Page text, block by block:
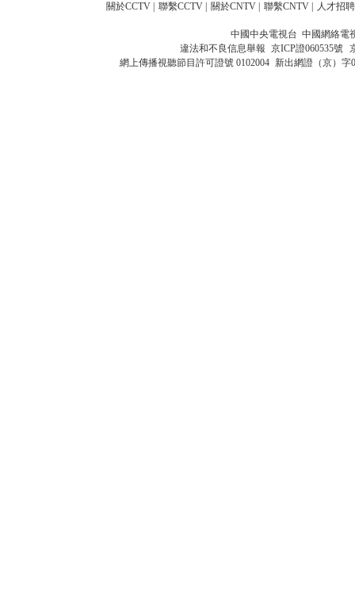
關於CCTV 聯繫CCTV 關於CNTV 聯繫CNTV 人才招聘
中國中央電視台 中國網絡電
違法和不良信息舉報 京ICP證060535號
網上傳播視聽節目許可證號 0102004 新出網證（京）